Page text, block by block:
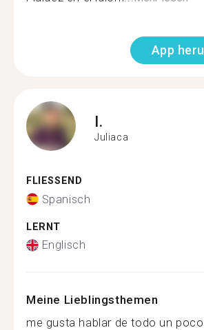
App
I.
Juliaca
FLIESSEND
Spanisch
LERNT
Englisch
Meine Lieblingsthemen
me gusta hablar de todo un